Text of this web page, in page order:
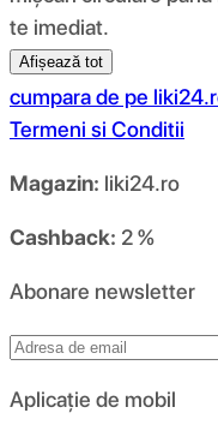
te imediat.
Afișează tot
cumpara de pe
Termeni si Conditii
Magazin: liki24.ro
Cashback: 2 %
Abonare newsletter
Aplicație de mobil